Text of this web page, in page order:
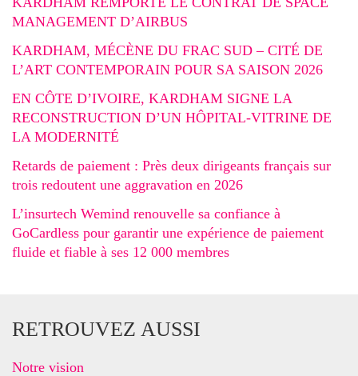
MANAGEMENT D’AIRBUS
KARDHAM, MÉCÈNE DU FRAC SUD – CITÉ DE
L’ART CONTEMPORAIN POUR SA SAISON 2026
EN CÔTE D’IVOIRE, KARDHAM SIGNE LA
RECONSTRUCTION D’UN HÔPITAL-VITRINE DE
LA MODERNITÉ
Retards de paiement : Près deux dirigeants français sur
trois redoutent une aggravation en 2026
L’insurtech Wemind renouvelle sa confiance à
GoCardless pour garantir une expérience de paiement
fluide et fiable à ses 12 000 membres
RETROUVEZ AUSSI
Notre vision